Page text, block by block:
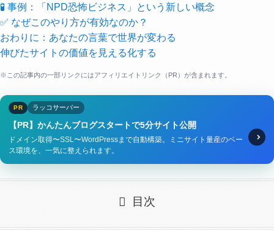
🧪 事例：「NPD恐怖ビジネス」という新しい概念
✅ なぜこのやり方が有効なのか？
おわりに：あなたの言葉で世界が変わる
伸びたサイトの価値を見える化する
※この記事内の一部リンクにはアフィリエイトリンク（PR）が含まれます。
PR ラッコサーバー
【PR】かんたんブログスタートで5分サイト公開
ドメイン取得〜SSL〜WordPressまで自動構築。ミニサイト量産のベー
ス環境を、一気に整えられます。
目次